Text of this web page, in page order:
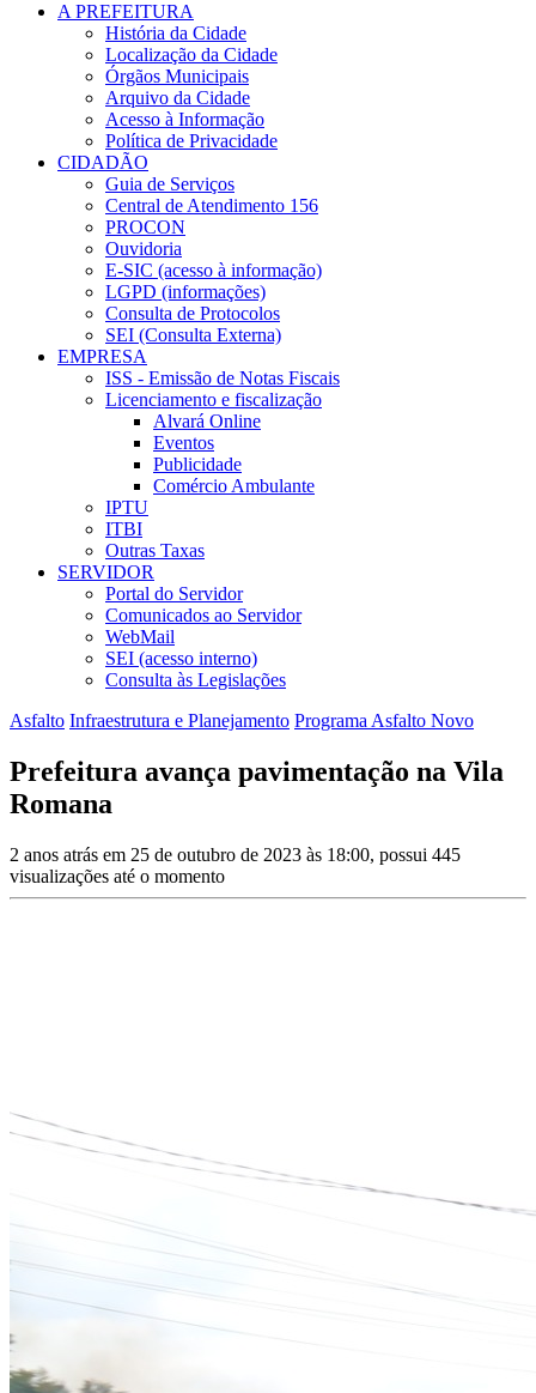
A PREFEITURA
História da Cidade
Localização da Cidade
Órgãos Municipais
Arquivo da Cidade
Acesso à Informação
Política de Privacidade
CIDADÃO
Guia de Serviços
Central de Atendimento 156
PROCON
Ouvidoria
E-SIC (acesso à informação)
LGPD (informações)
Consulta de Protocolos
SEI (Consulta Externa)
EMPRESA
ISS - Emissão de Notas Fiscais
Licenciamento e fiscalização
Alvará Online
Eventos
Publicidade
Comércio Ambulante
IPTU
ITBI
Outras Taxas
SERVIDOR
Portal do Servidor
Comunicados ao Servidor
WebMail
SEI (acesso interno)
Consulta às Legislações
Asfalto Infraestrutura e Planejamento Programa Asfalto Novo
Prefeitura avança pavimentação na Vila
Romana
2 anos atrás em 25 de outubro de 2023 às 18:00, possui 445
visualizações até o momento